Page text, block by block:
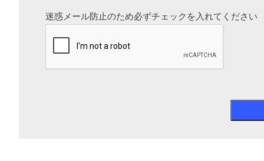
迷惑メール防止のため必ずチェックを入れてください